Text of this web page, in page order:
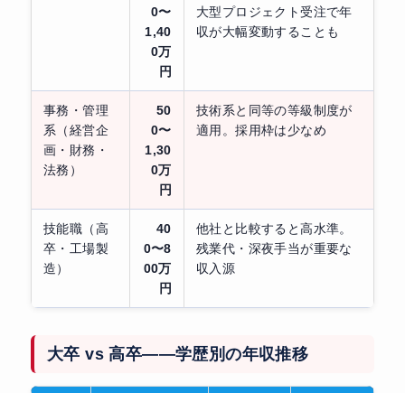
0〜
1,40
0万
円
大型プロジェクト受注で年
収が大幅変動することも
事務・管理
系（経営企
画・財務・
法務）
50
0〜
1,30
0万
円
技術系と同等の等級制度が
適用。採用枠は少なめ
技能職（高
卒・工場製
造）
40
0〜8
00万
円
他社と比較すると高水準。
残業代・深夜手当が重要な
収入源
大卒 vs 高卒——学歴別の年収推移